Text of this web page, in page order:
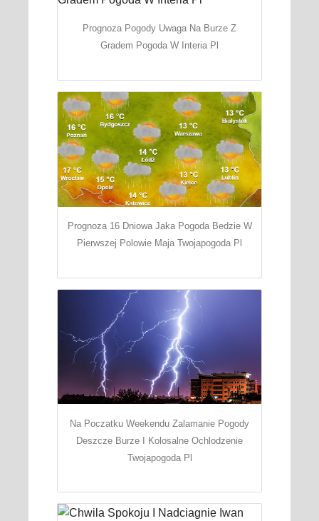
Prognoza Pogody Uwaga Na Burze Z
Gradem Pogoda W Interia Pl
Prognoza 16 Dniowa Jaka Pogoda Bedzie W
Pierwszej Polowie Maja Twojapogoda Pl
Na Poczatku Weekendu Zalamanie Pogody
Deszcze Burze I Kolosalne Ochlodzenie
Twojapogoda Pl